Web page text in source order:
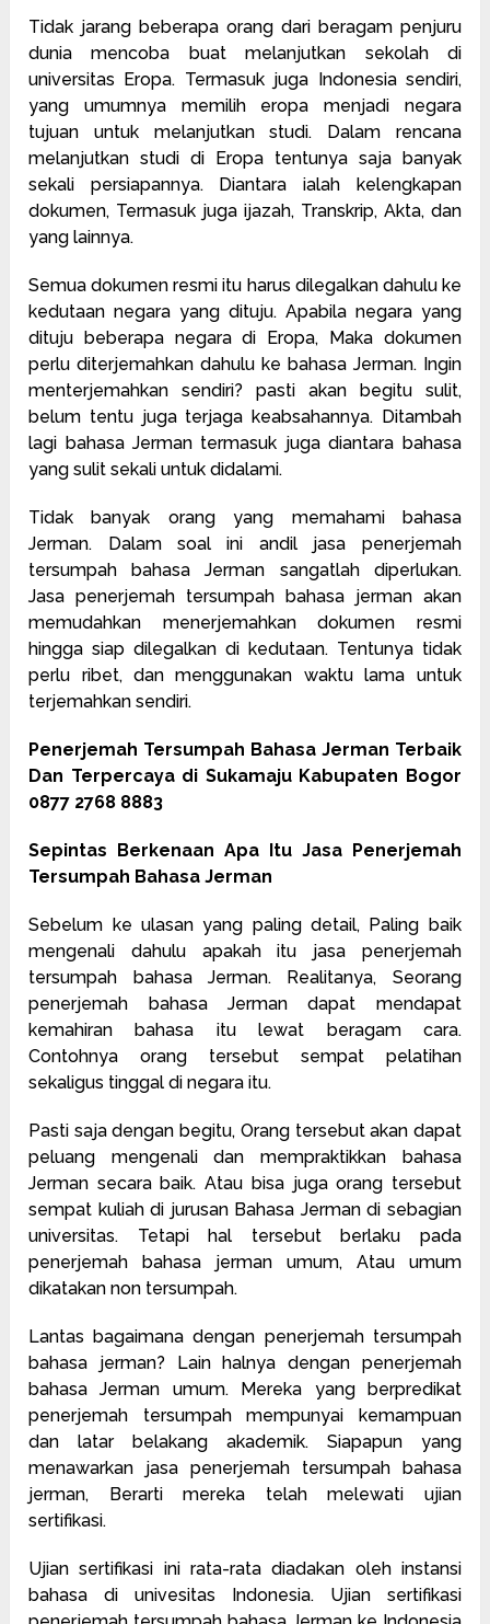
Tidak jarang beberapa orang dari beragam penjuru
dunia mencoba buat melanjutkan sekolah di
universitas Eropa. Termasuk juga Indonesia sendiri,
yang umumnya memilih eropa menjadi negara
tujuan untuk melanjutkan studi. Dalam rencana
melanjutkan studi di Eropa tentunya saja banyak
sekali persiapannya. Diantara ialah kelengkapan
dokumen, Termasuk juga ijazah, Transkrip, Akta, dan
yang lainnya.
Semua dokumen resmi itu harus dilegalkan dahulu ke
kedutaan negara yang dituju. Apabila negara yang
dituju beberapa negara di Eropa, Maka dokumen
perlu diterjemahkan dahulu ke bahasa Jerman. Ingin
menterjemahkan sendiri? pasti akan begitu sulit,
belum tentu juga terjaga keabsahannya. Ditambah
lagi bahasa Jerman termasuk juga diantara bahasa
yang sulit sekali untuk didalami.
Tidak banyak orang yang memahami bahasa
Jerman. Dalam soal ini andil jasa penerjemah
tersumpah bahasa Jerman sangatlah diperlukan.
Jasa penerjemah tersumpah bahasa jerman akan
memudahkan menerjemahkan dokumen resmi
hingga siap dilegalkan di kedutaan. Tentunya tidak
perlu ribet, dan menggunakan waktu lama untuk
terjemahkan sendiri.
Penerjemah Tersumpah Bahasa Jerman Terbaik
Dan Terpercaya di Sukamaju Kabupaten Bogor
0877 2768 8883
Sepintas Berkenaan Apa Itu Jasa Penerjemah
Tersumpah Bahasa Jerman
Sebelum ke ulasan yang paling detail, Paling baik
mengenali dahulu apakah itu jasa penerjemah
tersumpah bahasa Jerman. Realitanya, Seorang
penerjemah bahasa Jerman dapat mendapat
kemahiran bahasa itu lewat beragam cara.
Contohnya orang tersebut sempat pelatihan
sekaligus tinggal di negara itu.
Pasti saja dengan begitu, Orang tersebut akan dapat
peluang mengenali dan mempraktikkan bahasa
Jerman secara baik. Atau bisa juga orang tersebut
sempat kuliah di jurusan Bahasa Jerman di sebagian
universitas. Tetapi hal tersebut berlaku pada
penerjemah bahasa jerman umum, Atau umum
dikatakan non tersumpah.
Lantas bagaimana dengan penerjemah tersumpah
bahasa jerman? Lain halnya dengan penerjemah
bahasa Jerman umum. Mereka yang berpredikat
penerjemah tersumpah mempunyai kemampuan
dan latar belakang akademik. Siapapun yang
menawarkan jasa penerjemah tersumpah bahasa
jerman, Berarti mereka telah melewati ujian
sertifikasi.
Ujian sertifikasi ini rata-rata diadakan oleh instansi
bahasa di univesitas Indonesia. Ujian sertifikasi